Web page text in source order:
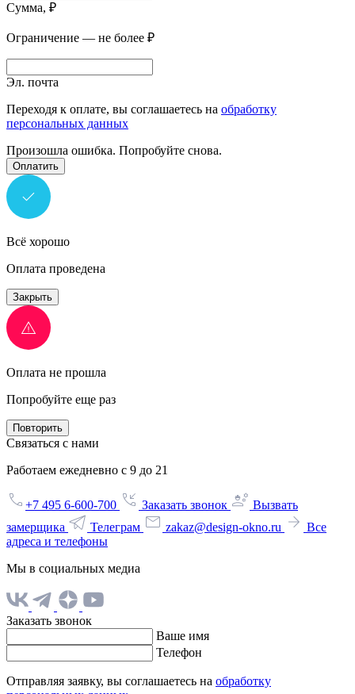
Сумма, ₽
Ограничение — не более ₽
Эл. почта
Переходя к оплате, вы соглашаетесь на обработку
персональных данных
Произошла ошибка. Попробуйте снова.
Оплатить
Всё хорошо
Оплата проведена
Закрыть
Оплата не прошла
Попробуйте еще раз
Повторить
Связаться с нами
Работаем ежедневно с 9 до 21
+7 495 6-600-700 Заказать звонок
Вызвать
замерщика
Телеграм zakaz@design-okno.ru
Все
адреса и телефоны
Мы в социальных медиа
Заказать звонок
Ваше имя
Телефон
Отправляя заявку, вы соглашаетесь на обработку